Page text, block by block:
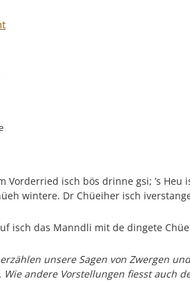
Vorderried isch bös drinne gsi; ’s
wintere. Dr Chüeiher isch
isch das Manndli mit de dingete
unsere Sagen von Zwergen
Wie andere Vorstellungen fiesst auch